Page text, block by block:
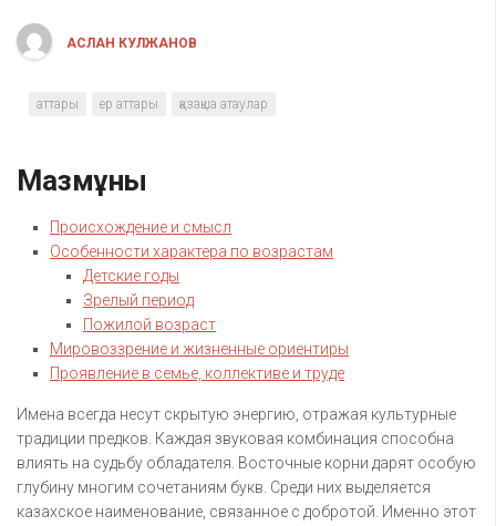
АСЛАН КУЛЖАНОВ
аттары ер аттары қазақша атаулар
Мазмұны
Происхождение и смысл
Особенности характера по возрастам
Детские годы
Зрелый период
Пожилой возраст
Мировоззрение и жизненные ориентиры
Проявление в семье, коллективе и труде
Имена всегда несут скрытую энергию, отражая культурные
традиции предков. Каждая звуковая комбинация способна
влиять на судьбу обладателя. Восточные корни дарят особую
глубину многим сочетаниям букв. Среди них выделяется
казахское наименование, связанное с добротой. Именно этот